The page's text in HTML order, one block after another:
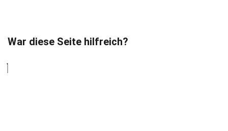
War diese Seite hilfreich?